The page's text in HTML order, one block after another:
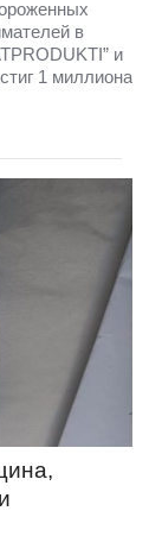
в
и
1 миллиона